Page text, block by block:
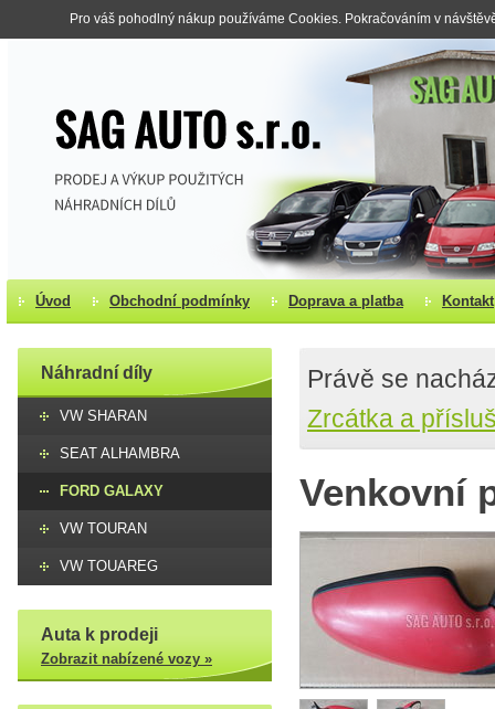
Pro váš pohodlný nákup používáme Cookies. Pokračováním v
Úvod Obchodní podmínky Doprava a platba Kontakt
Náhradní díly
VW SHARAN
SEAT ALHAMBRA
FORD GALAXY
VW TOURAN
VW TOUAREG
Auta k prodeji
Zobrazit nabízené vozy »
Právě se
Zrcátka a
Venkovní